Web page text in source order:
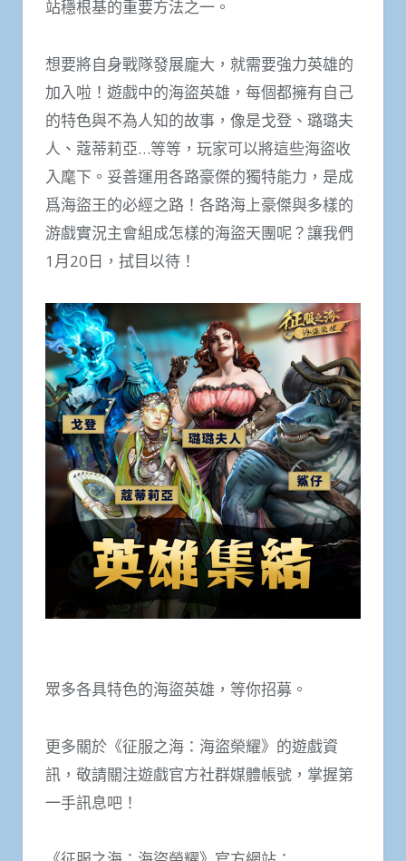
站穩根基的重要方法之一。
想要將自身戰隊發展龐大，就需要強力英雄的
加入啦！遊戲中的海盜英雄，每個都擁有自己
的特色與不為人知的故事，像是戈登、璐璐夫
人、蔻蒂莉亞…等等，玩家可以將這些海盜收
入麾下。妥善運用各路豪傑的獨特能力，是成
爲海盜王的必經之路！各路海上豪傑與多樣的
游戲實況主會組成怎樣的海盜天團呢？讓我們
1月20日，拭目以待！
眾多各具特色的海盜英雄，等你招募。
更多關於《征服之海：海盜榮耀》的遊戲資
訊，敬請關注遊戲官方社群媒體帳號，掌握第
一手訊息吧！